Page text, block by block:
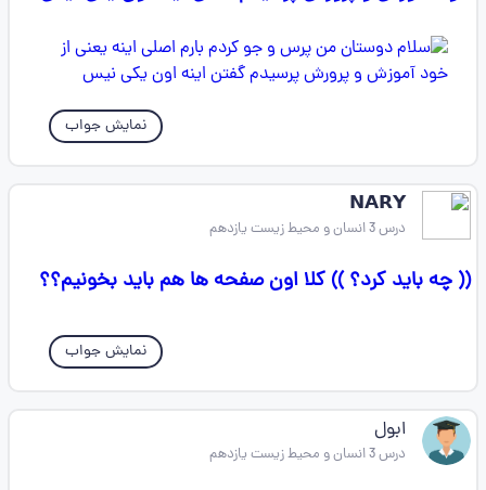
نمایش جواب
𝗡𝗔𝗥𝗬
درس 3 انسان و محیط زیست یازدهم
(( چه باید کرد؟ )) کلا اون صفحه ها هم باید بخونیم؟؟
نمایش جواب
ابول
درس 3 انسان و محیط زیست یازدهم